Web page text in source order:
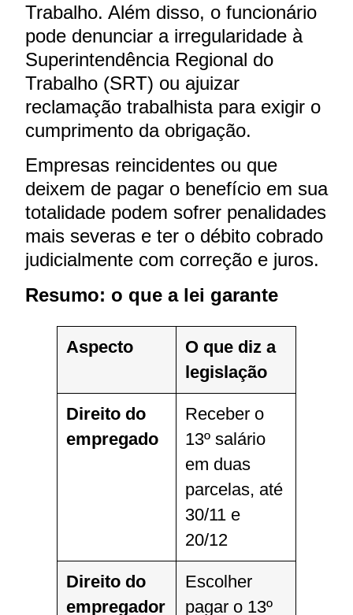
Trabalho. Além disso, o funcionário
pode denunciar a irregularidade à
Superintendência Regional do
Trabalho (SRT) ou ajuizar
reclamação trabalhista para exigir o
cumprimento da obrigação.
Empresas reincidentes ou que
deixem de pagar o benefício em sua
totalidade podem sofrer penalidades
mais severas e ter o débito cobrado
judicialmente com correção e juros.
Resumo: o que a lei garante
Aspecto
O que diz a
legislação
Direito do
empregado
Receber o
13º salário
em duas
parcelas, até
30/11 e
20/12
Direito do
empregador
Escolher
pagar o 13º